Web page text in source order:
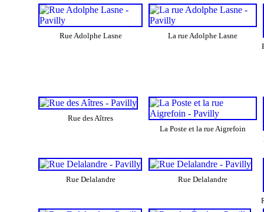
Rue Adolphe Lasne
La rue Adolphe Lasne
Rue des Aîtres
La Poste et la rue Aigrefoin
Rue Delalandre Rue Delalandre